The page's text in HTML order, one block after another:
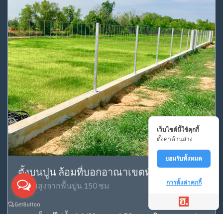
ตั้งบนปูน ล้อมที่บอกอาณาเขตทั่วไป
ความสูงจากพื้นปูน 150 ซม
เว็บไซต์นี้ใช้คุกกี้
ตั้งค่าด้านล่าง
ยอมรับทั้งหมด
การตั้งค่าคุกกี้